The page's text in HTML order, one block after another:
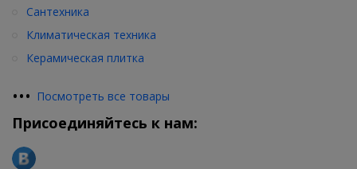
Сантехника
Климатическая техника
Керамическая плитка
••• Посмотреть все товары
Присоединяйтесь к нам: